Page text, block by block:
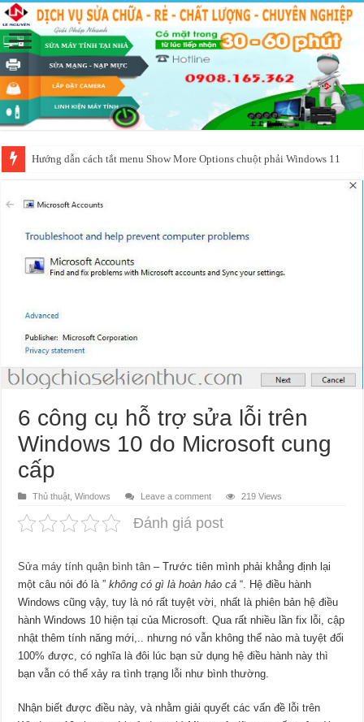
Dịch vụ cài đặt phần mềm Corel bị lỗi bản quyền
6 công cụ hỗ trợ sửa lỗi trên
Windows 10 do Microsoft cung
cấp
Thủ thuật,Windows Leave a comment 219 Views
Đánh giá post
Sửa máy tính quận bình tân – Trước tiên mình phải khẳng định lại
một câu nói đó là ”không có gì là hoàn hảo cả “. Hệ điều hành
Windows cũng vậy, tuy là nó rất tuyệt vời, nhất là phiên bản hệ điều
hành Windows 10 hiện tại của Microsoft. Qua rất nhiều lần fix lỗi, cập
nhật thêm tính năng mới,.. nhưng nó vẫn không thể nào mà tuyệt đối
100% được, có nghĩa là đôi lúc bạn sử dụng hệ điều hành này thì
bạn vẫn có thể xảy ra tình trạng lỗi như bình thường.
Nhận biết được điều này, và nhằm giải quyết các vấn đề lỗi trên